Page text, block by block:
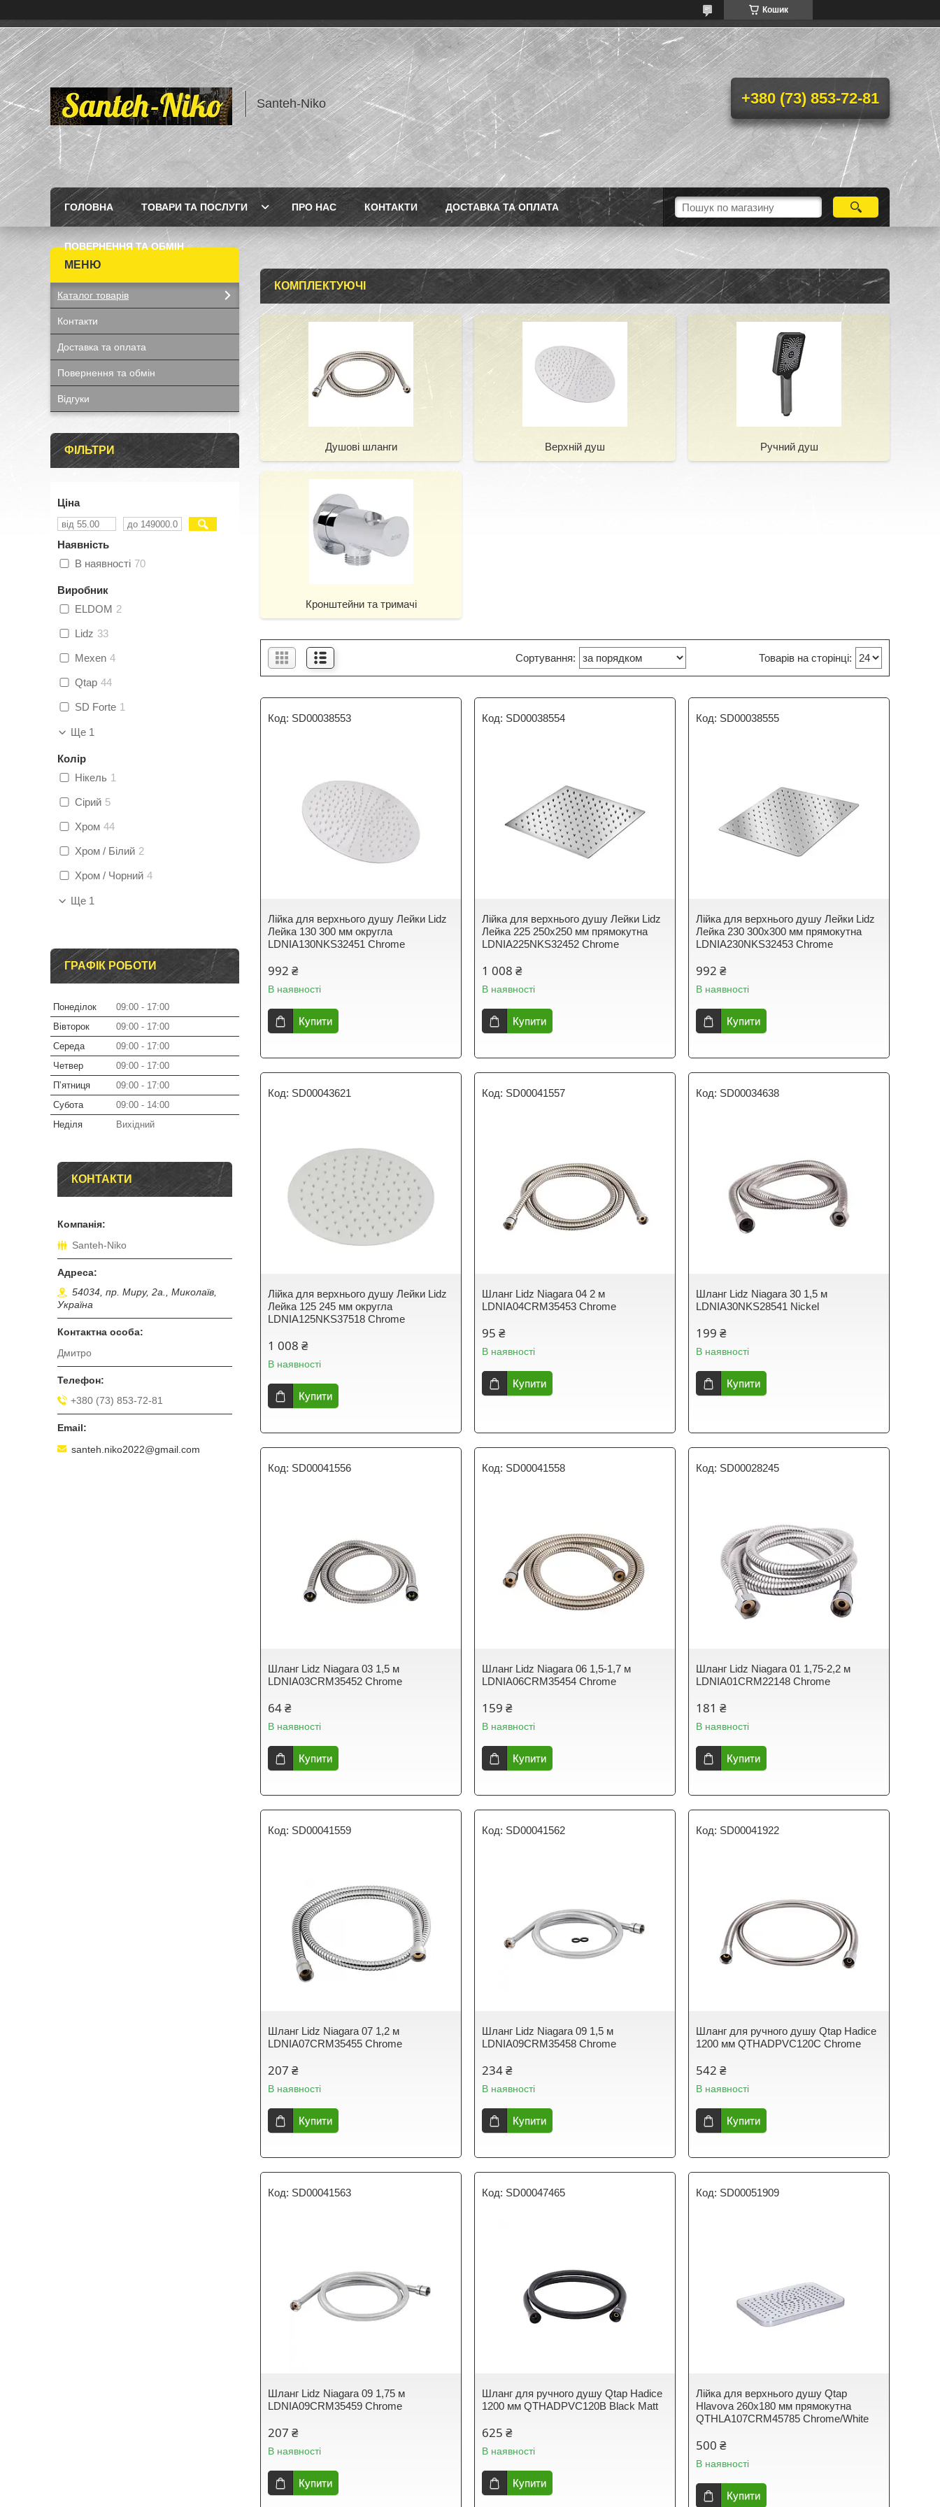
Кошик
Santeh-Niko +380 (73) 853-72-81
ГОЛОВНА ТОВАРИ ТА ПОСЛУГИ ПРО НАС КОНТАКТИ ДОСТАВКА ТА ОПЛАТА
ПОВЕРНЕННЯ ТА ОБМІН
КОМПЛЕКТУЮЧІ
Душові шланги Верхній душ Ручний душ
Кронштейни та тримачі
SD00038553
Лійка для верхнього душу Лейки Lidz
Лейка 130 300 мм округла
LDNIA130NKS32451 Chrome
992 ₴
В наявності
Купити
SD00038554
Лійка для верхнього душу Лейки Lidz
Лейка 225 250x250 мм прямокутна
LDNIA225NKS32452 Chrome
1 008 ₴
В наявності
Купити
SD00038555
Лійка для верхнього душу Лейки Lidz
Лейка 230 300x300 мм прямокутна
LDNIA230NKS32453 Chrome
992 ₴
В наявності
Купити
SD00043621
Лійка для верхнього душу Лейки Lidz
Лейка 125 245 мм округла
LDNIA125NKS37518 Chrome
1 008 ₴
В наявності
Купити
SD00041557
Шланг Lidz Niagara 04 2 м
LDNIA04CRM35453 Chrome
95 ₴
В наявності
Купити
SD00034638
Шланг Lidz Niagara 30 1,5 м
LDNIA30NKS28541 Nickel
199 ₴
В наявності
Купити
SD00041556
Шланг Lidz Niagara 03 1,5 м
LDNIA03CRM35452 Chrome
64 ₴
В наявності
Купити
SD00041558
Шланг Lidz Niagara 06 1,5-1,7 м
LDNIA06CRM35454 Chrome
159 ₴
В наявності
Купити
SD00028245
Шланг Lidz Niagara 01 1,75-2,2 м
LDNIA01CRM22148 Chrome
181 ₴
В наявності
Купити
SD00041559
Шланг Lidz Niagara 07 1,2 м
LDNIA07CRM35455 Chrome
207 ₴
В наявності
Купити
SD00041562
Шланг Lidz Niagara 09 1,5 м
LDNIA09CRM35458 Chrome
234 ₴
В наявності
Купити
SD00041922
Шланг для ручного душу Qtap Hadice
1200 мм QTHADPVC120C Chrome
542 ₴
В наявності
Купити
SD00041563
Шланг Lidz Niagara 09 1,75 м
LDNIA09CRM35459 Chrome
207 ₴
В наявності
Купити
SD00047465
Шланг для ручного душу Qtap Hadice
1200 мм QTHADPVC120B Black Matt
625 ₴
В наявності
Купити
SD00051909
Лійка для верхнього душу Qtap
Hlavova 260x180 мм прямокутна
QTHLA107CRM45785 Chrome/White
500 ₴
В наявності
Купити
Каталог товарів
Контакти
Доставка та оплата
Повернення та обмін
Відгуки
ФІЛЬТРИ
Ціна
Наявність
В наявності 70
Виробник
ELDOM 2
Lidz 33
Mexen 4
Qtap 44
SD Forte 1
Ще 1
Колір
Нікель 1
Сірий 5
Хром 44
Хром / Білий 2
Хром / Чорний 4
Ще 1
ГРАФІК РОБОТИ
Понеділок 09:00
17:00
Вівторок
09:00
17:00
Середа
09:00
17:00
Четвер
09:00
17:00
Пʼятниця
09:00
17:00
Субота
09:00
14:00
Неділя
Вихідний
КОНТАКТИ
Santeh-Niko
54034, пр. Миру, 2а., Миколаїв,
Україна
Дмитро
+380 (73) 853-72-81
santeh.niko2022@gmail.com